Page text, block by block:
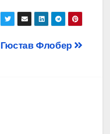
Гюстав Флобер